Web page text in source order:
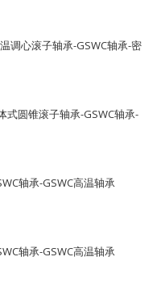
调心滚子轴承-GSWC轴承-密
式圆锥滚子轴承-GSWC轴承-
轴承-GSWC高温轴承
轴承-GSWC高温轴承